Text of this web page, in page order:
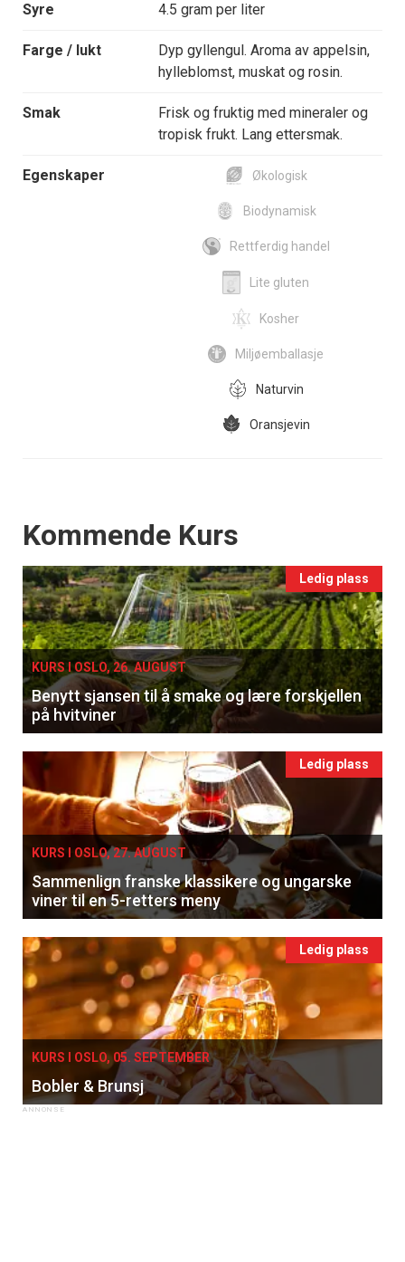
Syre 4.5 gram per liter
Farge / lukt
Dyp gyllengul. Aroma av appelsin,
hylleblomst, muskat og rosin.
Smak
Frisk og fruktig med mineraler og
tropisk frukt. Lang ettersmak.
Egenskaper Økologisk
Biodynamisk
Rettferdig handel
Lite gluten
Kosher
Miljøemballasje
Naturvin
Oransjevin
Events
Kommende Kurs
Ledig plass
KURS I OSLO, 26. AUGUST
Benytt sjansen til å smake og lære forskjellen
på hvitviner
Ledig plass
KURS I OSLO, 27. AUGUST
Sammenlign franske klassikere og ungarske
viner til en 5-retters meny
Ledig plass
KURS I OSLO, 05. SEPTEMBER
Bobler & Brunsj